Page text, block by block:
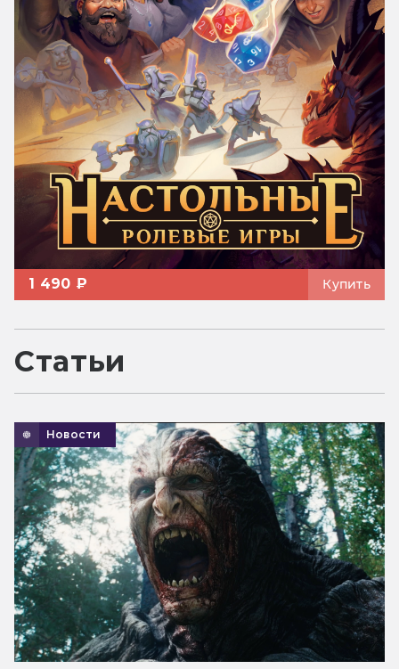
1 490 ₽ Купить
Статьи
Новости